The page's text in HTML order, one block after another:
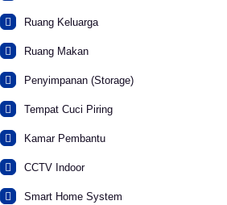
Ruang Keluarga
Ruang Makan
Penyimpanan (Storage)
Tempat Cuci Piring
Kamar Pembantu
CCTV Indoor
Smart Home System